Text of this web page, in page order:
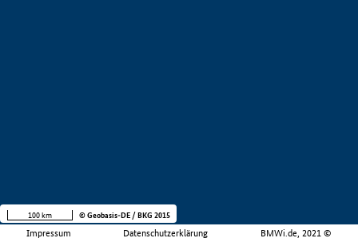
Impressum Datenschutzerklärung BMWi.de, 2021 ©
100 km © Geobasis-DE / BKG 2015